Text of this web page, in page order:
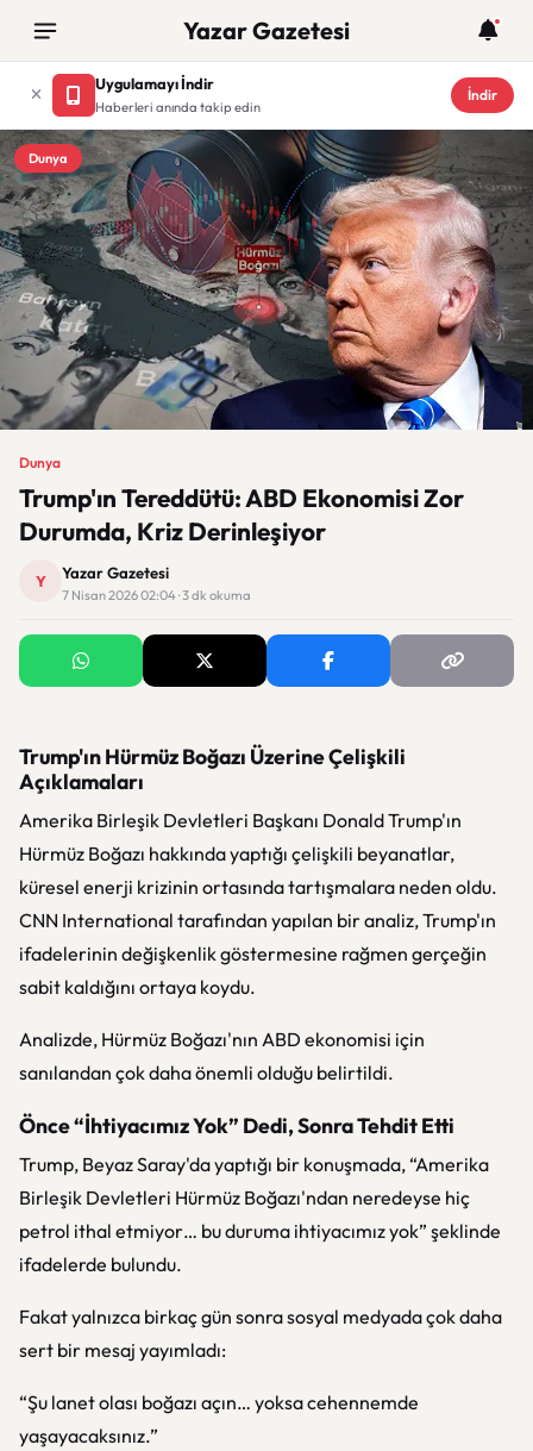
Yazar Gazetesi
Uygulamayı İndir
Haberleri anında takip edin
İndir
Dunya
Dunya
Trump'ın Tereddütü: ABD Ekonomisi Zor
Durumda, Kriz Derinleşiyor
Y Yazar Gazetesi
7 Nisan 2026 02:04 · 3 dk okuma
Trump'ın Hürmüz Boğazı Üzerine Çelişkili
Açıklamaları
Amerika Birleşik Devletleri Başkanı Donald Trump'ın
Hürmüz Boğazı hakkında yaptığı çelişkili beyanatlar,
küresel enerji krizinin ortasında tartışmalara neden oldu.
CNN International tarafından yapılan bir analiz, Trump'ın
ifadelerinin değişkenlik göstermesine rağmen gerçeğin
sabit kaldığını ortaya koydu.
Analizde, Hürmüz Boğazı'nın ABD ekonomisi için
sanılandan çok daha önemli olduğu belirtildi.
Önce “İhtiyacımız Yok” Dedi, Sonra Tehdit Etti
Trump, Beyaz Saray'da yaptığı bir konuşmada, “Amerika
Birleşik Devletleri Hürmüz Boğazı'ndan neredeyse hiç
petrol ithal etmiyor… bu duruma ihtiyacımız yok” şeklinde
ifadelerde bulundu.
Fakat yalnızca birkaç gün sonra sosyal medyada çok daha
sert bir mesaj yayımladı:
“Şu lanet olası boğazı açın… yoksa cehennemde
yaşayacaksınız.”